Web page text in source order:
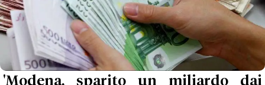
'Modena, sparito un miliardo dai